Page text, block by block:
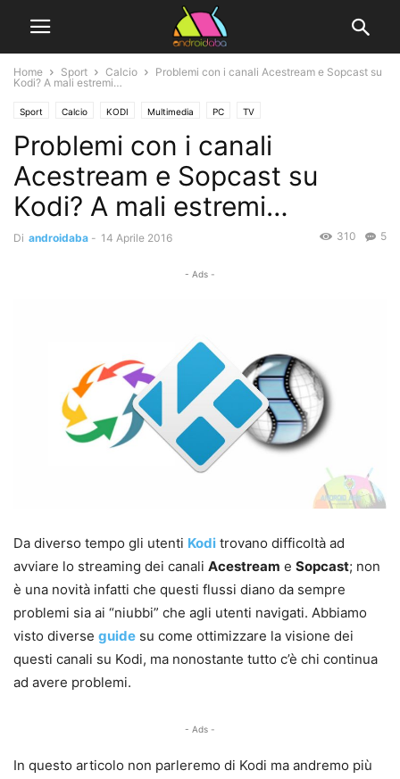
Home Sport Calcio
Problemi con i canali Acestream e Sopcast su
Kodi? A mali estremi…
Sport Calcio KODI Multimedia PC TV
Problemi con i canali
Acestream e Sopcast su
Kodi? A mali estremi…
Di androidaba - 14 Aprile 2016 5
310
- Ads -
Da diverso tempo gli utenti Kodi trovano difficoltà ad
avviare lo streaming dei canali Acestream e Sopcast; non
è una novità infatti che questi flussi diano da sempre
problemi sia ai “niubbi” che agli utenti navigati. Abbiamo
visto diverse guide su come ottimizzare la visione dei
questi canali su Kodi, ma nonostante tutto c’è chi continua
ad avere problemi.
- Ads -
In questo articolo non parleremo di Kodi ma andremo più